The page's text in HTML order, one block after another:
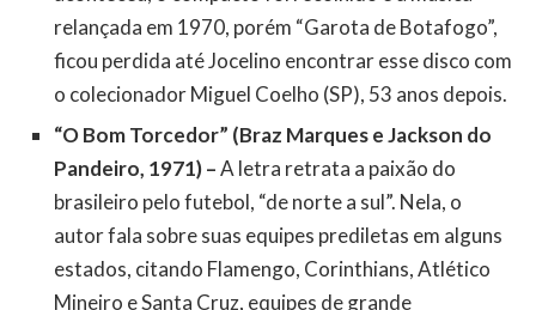
relançada em 1970, porém “Garota de Botafogo”,
ficou perdida até Jocelino encontrar esse disco com
o colecionador Miguel Coelho (SP), 53 anos depois.
“O Bom Torcedor” (Braz Marques e Jackson do
Pandeiro, 1971) –A letra retrata a paixão do
brasileiro pelo futebol, “de norte a sul”. Nela, o
autor fala sobre suas equipes prediletas em alguns
estados, citando Flamengo, Corinthians, Atlético
Mineiro e Santa Cruz, equipes de grande